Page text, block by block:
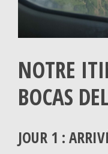
NOTRE
BOCAS
JOUR 1 :